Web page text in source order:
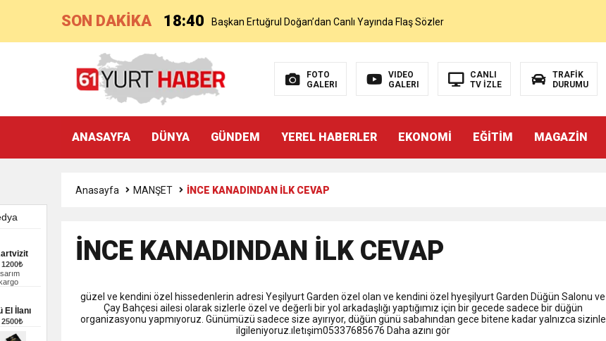
1200₺
El İlanı
2500₺
SON DAKİKA 18:40 Başkan Ertuğrul Doğan’dan Canlı Yayında Flaş Sözler
16:21 Salah’ın Trabzon Programı Netleşti! Geliyor
0:59
20:05 Trabzonspor Muhammed Salah Transferini Tamamladı
MGD’DEN ANITKABİR’E ANLAMLI ZİYARET
13:09 SÜRMENE’DE 21.ÇAMFEST HEYECANI
FOTO
GALERI
VIDEO
GALERI
CANLI
TV İZLE
TRAFİK
DURUMU
ANASAYFA DÜNYA GÜNDEM YEREL HABERLER EKONOMİ EĞİTİM MAGAZİN
Anasayfa MANŞET İNCE KANADINDAN İLK CEVAP
İNCE KANADINDAN İLK CEVAP
güzel ve kendini özel hissedenlerin adresi Yeşilyurt Garden özel olan ve kendini özel hyeşilyurt Garden Düğün Salonu ve
Çay Bahçesi ailesi olarak sizlerle özel ve değerli bir yol arkadaşlığı yaptığımız için bir gecede sadece bir düğün
organizasyonu yapmıyoruz. Günümüzü sadece size ayırıyor, düğün günü sabahından gece bitene kadar yalnızca sizinle
ilgileniyoruz.ıletışim05337685676 Daha azını gör